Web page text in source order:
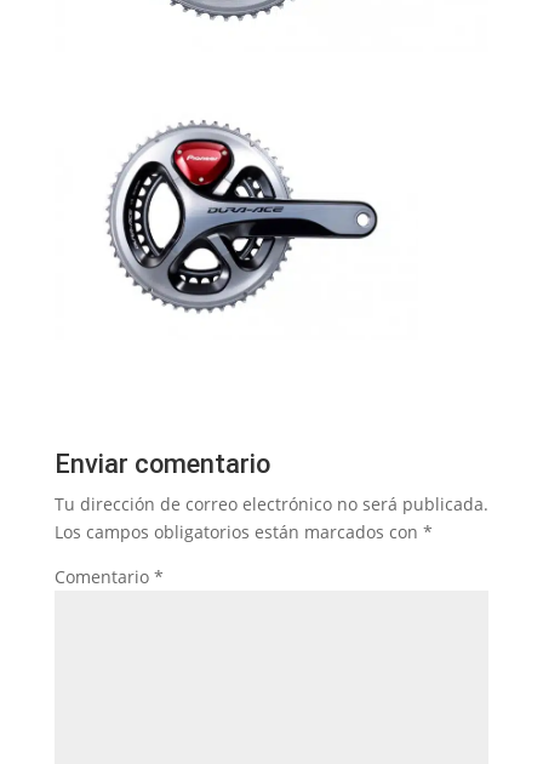
Enviar comentario
Tu dirección de correo electrónico no será publicada.
Los campos obligatorios están marcados con *
Comentario *